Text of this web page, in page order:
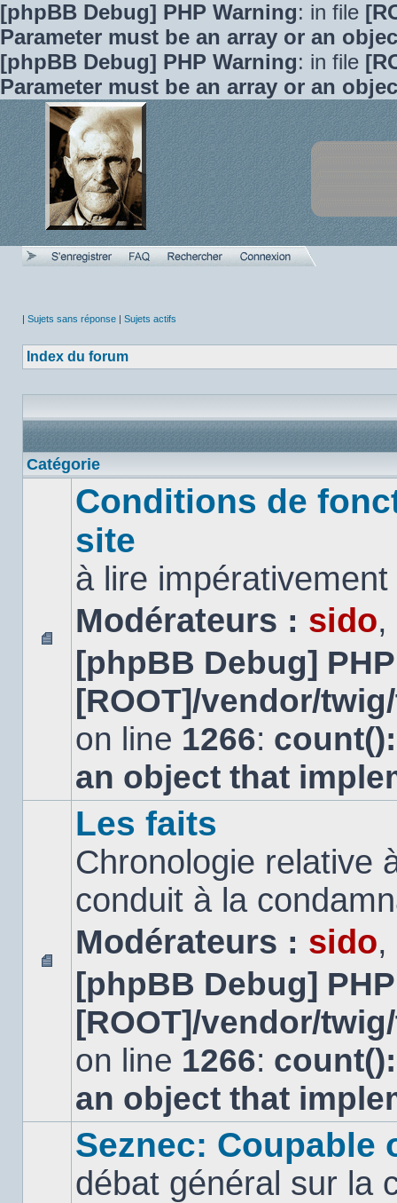
[phpBB Debug] PHP Warning: in file
Parameter must be an array or an
[phpBB Debug] PHP Warning: in file
Parameter must be an array or an
| Sujets sans réponse | Sujets actifs
Index du forum
Catégorie
Aucun
message
non
Conditions de
site
à lire impérativement
Modérateurs : sido,
[phpBB Debug]
[ROOT]/vendor/
on line 1266:
an object that
Aucun
message
non
Les faits
Chronologie relative
conduit à la
Modérateurs : sido,
[phpBB Debug]
[ROOT]/vendor/
on line 1266:
an object that
Seznec: Coupable
débat général sur la